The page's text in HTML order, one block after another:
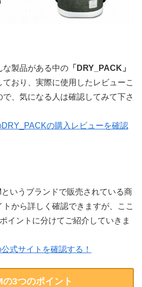
な製品がある中の 「DRY_PACK」
おり、実際に使用したレビューこ
、気になる人は確認してみて下さ
の購入レビューを確認
いうブランドで販売されている商
から詳しく確認できますが、ここ
イントに分けてご紹介していきま
式サイトを確認する！
3つのポイント